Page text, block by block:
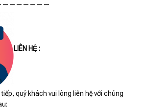
LIÊN HỆ :
quý khách vui lòng liên hệ với chúng